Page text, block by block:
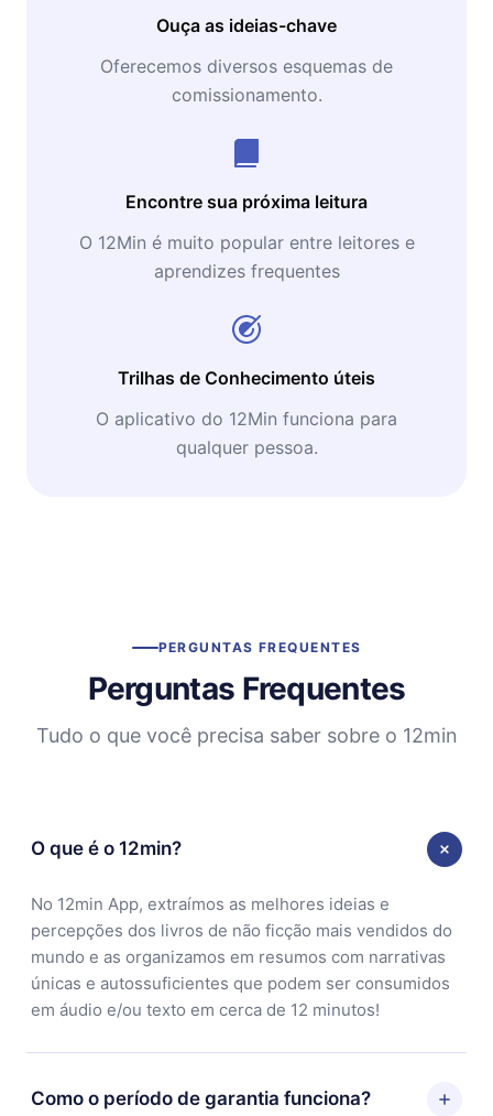
Ouça as ideias-chave
Oferecemos diversos esquemas de
comissionamento.
Encontre sua próxima leitura
O 12Min é muito popular entre leitores e
aprendizes frequentes
Trilhas de Conhecimento úteis
O aplicativo do 12Min funciona para
qualquer pessoa.
PERGUNTAS FREQUENTES
Perguntas Frequentes
Tudo o que você precisa saber sobre o 12min
O que é o 12min?
No 12min App, extraímos as melhores ideias e
percepções dos livros de não ficção mais vendidos do
mundo e as organizamos em resumos com narrativas
únicas e autossuficientes que podem ser consumidos
em áudio e/ou texto em cerca de 12 minutos!
Como o período de garantia funciona?